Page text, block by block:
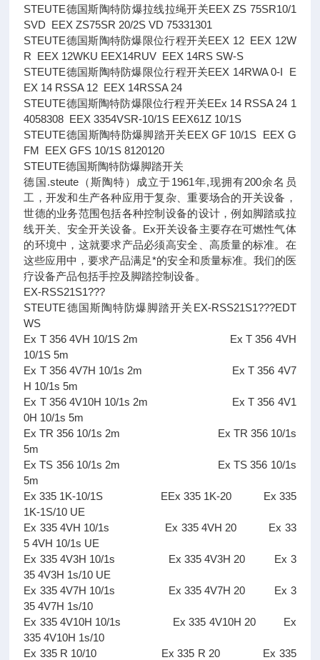
STEUTE德国斯陶特防爆拉线拉绳开关EEX ZS 75SR10/1
SVD EEX ZS75SR 20/2S VD 75331301
STEUTE德国斯陶特防爆限位行程开关EEX 12 EEX 12W
R EEX 12WKU EEX14RUV EEX 14RS SW-S
STEUTE德国斯陶特防爆限位行程开关EEX 14RWA 0-I E
EX 14 RSSA 12 EEX 14RSSA 24
STEUTE德国斯陶特防爆限位行程开关EEx 14 RSSA 24 1
4058308 EEX 3354VSR-10/1S EEX61Z 10/1S
STEUTE德国斯陶特防爆脚踏开关EEX GF 10/1S EEX G
FM EEX GFS 10/1S 8120120
STEUTE德国斯陶特防爆脚踏开关
德国.steute（斯陶特）成立于1961年,现拥有200余名员
工，开发和生产各种应用于复杂、重要场合的开关设备，
世德的业务范围包括各种控制设备的设计，例如脚踏或拉
线开关、安全开关设备。Ex开关设备主要存在可燃性气体
的环境中，这就要求产品必须高安全、高质量的标准。在
这些应用中，要求产品满足*的安全和质量标准。我们的医
疗设备产品包括手控及脚踏控制设备。
EX-RSS21S1???
STEUTE德国斯陶特防爆脚踏开关EX-RSS21S1???EDT
WS
Ex T 356 4VH 10/1S 2m Ex T 356 4VH
10/1S 5m
Ex T 356 4V7H 10/1s 2m Ex T 356 4V7
H 10/1s 5m
Ex T 356 4V10H 10/1s 2m Ex T 356 4V1
0H 10/1s 5m
Ex TR 356 10/1s 2m Ex TR 356 10/1s
5m
Ex TS 356 10/1s 2m Ex TS 356 10/1s
5m
Ex 335 1K-10/1S EEx 335 1K-20 Ex 335
1K-1S/10 UE
Ex 335 4VH 10/1s Ex 335 4VH 20 Ex 33
5 4VH 10/1s UE
Ex 335 4V3H 10/1s Ex 335 4V3H 20 Ex 3
35 4V3H 1s/10 UE
Ex 335 4V7H 10/1s Ex 335 4V7H 20 Ex 3
35 4V7H 1s/10
Ex 335 4V10H 10/1s Ex 335 4V10H 20 Ex
335 4V10H 1s/10
Ex 335 R 10/10 Ex 335 R 20 Ex 335